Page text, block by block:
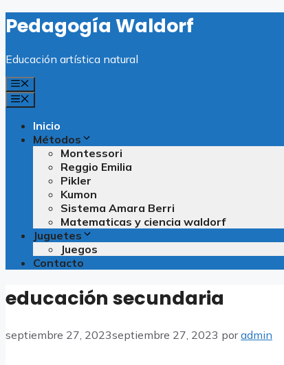
Saltar
al
Pedagogía Waldorf
Educación artística natural
Menú
Menú
Inicio
Métodos
Montessori
Reggio Emilia
Pikler
Kumon
Sistema Amara Berri
Matematicas y ciencia waldorf
Juguetes
Juegos
Contacto
educación secundaria
septiembre 27, 2023septiembre 27, 2023 poradmin